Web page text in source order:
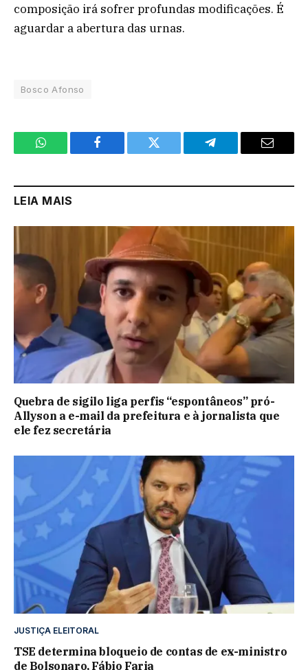
composição irá sofrer profundas modificações. É
aguardar a abertura das urnas.
Bosco Afonso
WhatsApp Facebook Twitter Telegram Email
LEIA MAIS
Quebra de sigilo liga perfis “espontâneos” pró-
Allyson a e-mail da prefeitura e à jornalista que
ele fez secretária
JUSTIÇA ELEITORAL
TSE determina bloqueio de contas de ex-ministro
de Bolsonaro, Fábio Faria